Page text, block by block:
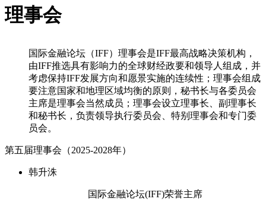
理事会
国际金融论坛（IFF）理事会是IFF最高战略决策机构，
由IFF推选具有影响力的全球财经政要和领导人组成，并
考虑保持IFF发展方向和愿景实施的连续性；理事会组成
要注意国家和地理区域均衡的原则，秘书长与各委员会
主席是理事会当然成员；理事会设立理事长、副理事长
和秘书长，负责领导执行委员会、特别理事会和专门委
员会。
第五届理事会（2025-2028年）
韩升洙
国际金融论坛(IFF)荣誉主席